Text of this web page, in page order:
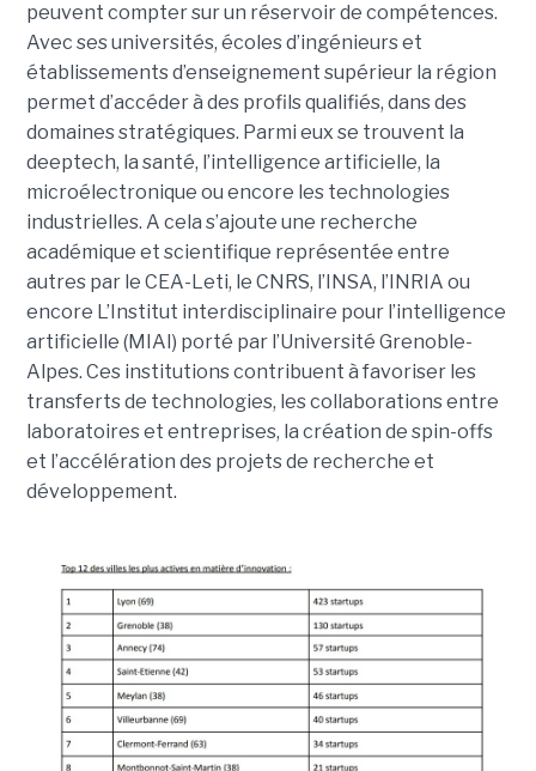
peuvent compter sur un réservoir de compétences.
Avec ses universités, écoles d’ingénieurs et
établissements d’enseignement supérieur la région
permet d’accéder à des profils qualifiés, dans des
domaines stratégiques. Parmi eux se trouvent la
deeptech, la santé, l’intelligence artificielle, la
microélectronique ou encore les technologies
industrielles. A cela s’ajoute une recherche
académique et scientifique représentée entre
autres par le CEA-Leti, le CNRS, l’INSA, l’INRIA ou
encore L’Institut interdisciplinaire pour l’intelligence
artificielle (MIAI) porté par l’Université Grenoble-
Alpes. Ces institutions contribuent à favoriser les
transferts de technologies, les collaborations entre
laboratoires et entreprises, la création de spin-offs
et l’accélération des projets de recherche et
développement.